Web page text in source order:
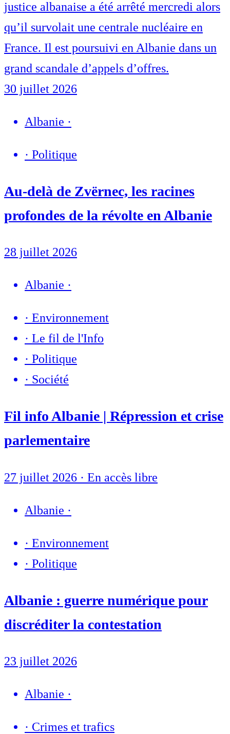
justice albanaise a été arrêté mercredi alors
qu’il survolait une centrale nucléaire en
France. Il est poursuivi en Albanie dans un
grand scandale d’appels d’offres.
30 juillet 2026
Albanie ·
· Politique
Au-delà de Zvërnec, les racines
profondes de la révolte en Albanie
28 juillet 2026
Albanie ·
· Environnement
· Le fil de l'Info
· Politique
· Société
Fil info Albanie | Répression et crise
parlementaire
27 juillet 2026 · En accès libre
Albanie ·
· Environnement
· Politique
Albanie : guerre numérique pour
discréditer la contestation
23 juillet 2026
Albanie ·
· Crimes et trafics